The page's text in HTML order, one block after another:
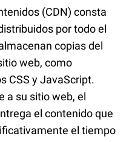
(CDN) consta
por todo el
copias del
web, como
CSS y JavaScript.
a su sitio web, el
el contenido que
el tiempo